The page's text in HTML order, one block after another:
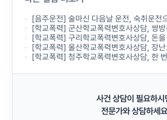
[음주운전] 술마신 다음날 운전, 숙취운전
[학교폭력] 군산학교폭력변호사상담, 쌍방폭행이라는 점을
[학교폭력] 구리학교폭력변호사상담, 돈을 빌려달라고
[학교폭력] 울산학교폭력변호사상담, 장난으로 찍은 영상
[학교폭력] 청주학교폭력변호사상담, 한 번 밀친 일로 4호
사건 상담이 필요하시
전문가와 상담하세요